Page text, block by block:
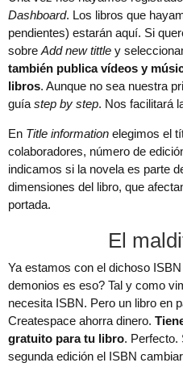
Dashboard. Los libros que
pendientes) estarán aquí. Si
sobre Add new tittle y
también publica vídeos y
libros. Aunque no sea nuestra
guía step by step. Nos facilitará
En Title information elegimos el
colaboradores, número de
indicamos si la novela es parte
dimensiones del libro, que
portada.
El
Ya estamos con el dichoso
demonios es eso? Tal y como
necesita ISBN. Pero un libro en
Createspace ahorra dinero.
gratuito para tu libro. Perfecto.
segunda edición el ISBN